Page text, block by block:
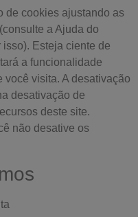
de cookies ajustando as
a Ajuda do
Esteja ciente de
a funcionalidade
você visita. A desativação
desativação de
deste site.
não desative os